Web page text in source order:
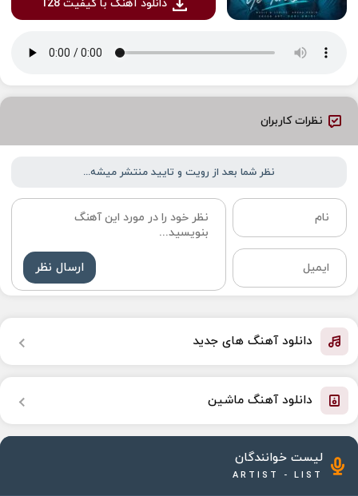
دانلود آهنگ با کیفیت 128
نظرات کاربران
نظر شما بعد از رویت و تایید منتشر میشه...
ارسال نظر
دانلود آهنگ های جدید
دانلود آهنگ ماشین
لیست خوانندگان
ARTIST - LIST